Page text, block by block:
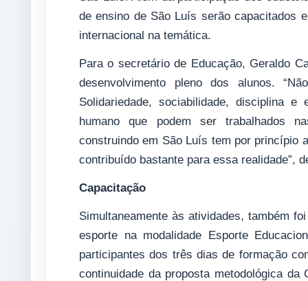
de ensino de São Luís serão capacitados
internacional na temática.
Para o secretário de Educação, Geraldo
desenvolvimento pleno dos alunos.
Solidariedade, sociabilidade, disciplina
humano que podem ser trabalhados
construindo em São Luís tem por princípio
contribuído bastante para essa realidade”,
Capacitação
Simultaneamente às atividades, também
esporte na modalidade Esporte
participantes dos três dias de formação
continuidade da proposta metodológica